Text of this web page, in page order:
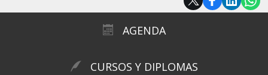
AGENDA
CURSOS Y DIPLOMAS